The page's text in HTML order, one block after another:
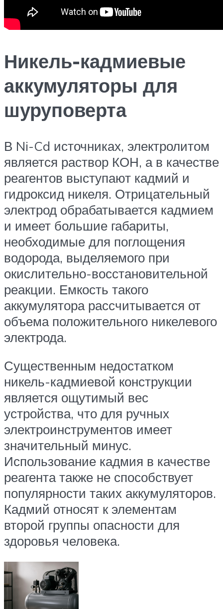
Никель-кадмиевые
аккумуляторы для
шуруповерта
В Ni-Cd источниках, электролитом
является раствор КОН, а в качестве
реагентов выступают кадмий и
гидроксид никеля. Отрицательный
электрод обрабатывается кадмием
и имеет большие габариты,
необходимые для поглощения
водорода, выделяемого при
окислительно-восстановительной
реакции. Емкость такого
аккумулятора рассчитывается от
объема положительного никелевого
электрода.
Существенным недостатком
никель-кадмиевой конструкции
является ощутимый вес
устройства, что для ручных
электроинструментов имеет
значительный минус.
Использование кадмия в качестве
реагента также не способствует
популярности таких аккумуляторов.
Кадмий относят к элементам
второй группы опасности для
здоровья человека.